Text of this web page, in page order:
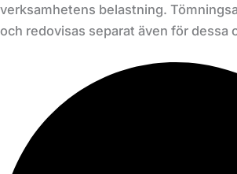
verksamhetens belastning.
och redovisas separat även för dessa